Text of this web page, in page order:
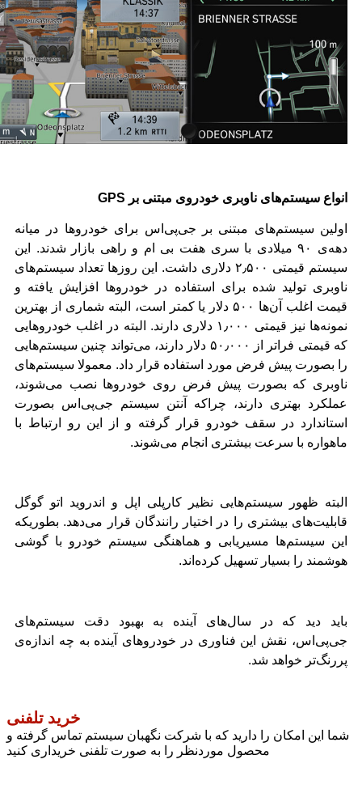
انواع سیستم‌های ناوبری خودروی مبتنی بر GPS
اولین سیستم‌های مبتنی بر جی‌پی‌اس برای خودروها در میانه
دهه‌ی ۹۰ میلادی با سری هفت بی ام و راهی بازار شدند. این
سیستم قیمتی ۲٫۵۰۰ دلاری داشت. این روزها تعداد سیستم‌های
ناوبری تولید شده برای استفاده در خودروها افزایش یافته و
قیمت اغلب آن‌ها ۵۰۰ دلار یا کمتر است، البته شماری از بهترین
نمونه‌ها نیز قیمتی ۱٫۰۰۰ دلاری دارند. البته در اغلب خودروهایی
که قیمتی فراتر از ۵۰٫۰۰۰ دلار دارند، می‌تواند چنین سیستم‌هایی
را بصورت پیش فرض مورد استفاده قرار داد. معمولا سیستم‌های
ناوبری که بصورت پیش فرض روی خودروها نصب می‌شوند،
عملکرد بهتری دارند، چراکه آنتن سیستم جی‌پی‌اس بصورت
استاندارد در سقف خودرو قرار گرفته و از این رو ارتباط با
ماهواره با سرعت بیشتری انجام می‌شوند.
البته ظهور سیستم‌هایی نظیر کارپلی اپل و اندروید اتو گوگل
قابلیت‌های بیشتری را در اختیار رانندگان قرار می‌دهد. بطوریکه
این سیستم‌ها مسیریابی و هماهنگی سیستم خودرو با گوشی
هوشمند را بسیار تسهیل کرده‌اند.
باید دید که در سال‌های آینده به بهبود دقت سیستم‌های
جی‌پی‌اس، نقش این فناوری در خودروهای آینده به چه اندازه‌ی
پررنگ‌تر خواهد شد.
خرید تلفنی
شما این امکان را دارید که با شرکت نگهبان سیستم تماس گرفته و
محصول موردنظر را به صورت تلفنی خریداری کنید